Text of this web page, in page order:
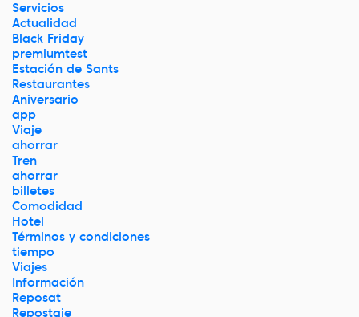
Servicios
Actualidad
Black Friday
premiumtest
Estación de Sants
Restaurantes
Aniversario
app
Viaje
ahorrar
Tren
ahorrar
billetes
Comodidad
Hotel
Términos y condiciones
tiempo
Viajes
Información
Reposat
Repostaje